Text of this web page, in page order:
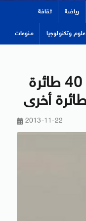
رياضة ثقافة
علوم وتكنولوجيا منوعات
كوريا الجنوبية تشتري 40 طائرة
2013-11-22